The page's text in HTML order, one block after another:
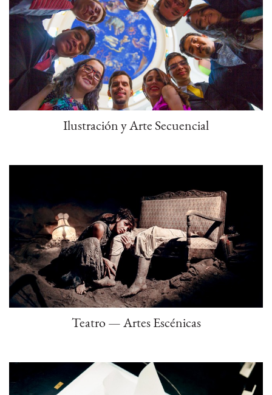
Ilustración y Arte Secuencial
Teatro — Artes Escénicas